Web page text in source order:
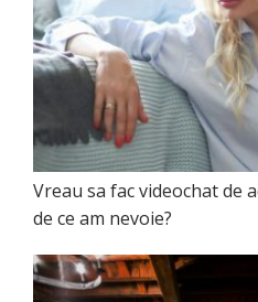
Vreau sa fac videochat de
de ce am nevoie?